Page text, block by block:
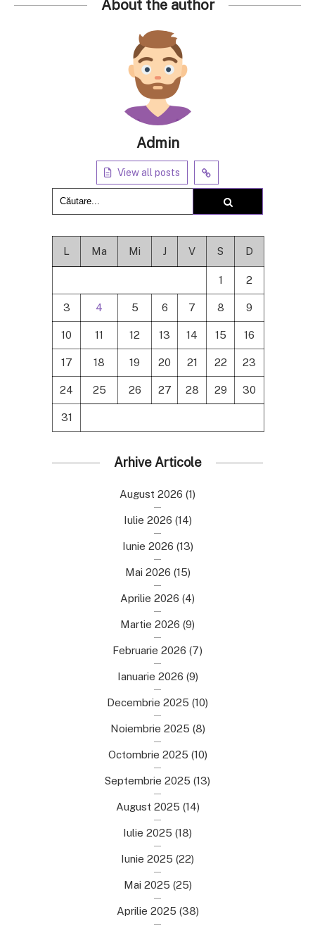
About the author
Admin
View all posts
L Ma Mi J V S D
1 2
3 4 5 6 7 8 9
10 11 12 13 14 15 16
17 18 19 20 21 22 23
24 25 26 27 28 29 30
31
Arhive Articole
August 2026 (1)
Iulie 2026 (14)
Iunie 2026 (13)
Mai 2026 (15)
Aprilie 2026 (4)
Martie 2026 (9)
Februarie 2026 (7)
Ianuarie 2026 (9)
Decembrie 2025 (10)
Noiembrie 2025 (8)
Octombrie 2025 (10)
Septembrie 2025 (13)
August 2025 (14)
Iulie 2025 (18)
Iunie 2025 (22)
Mai 2025 (25)
Aprilie 2025 (38)